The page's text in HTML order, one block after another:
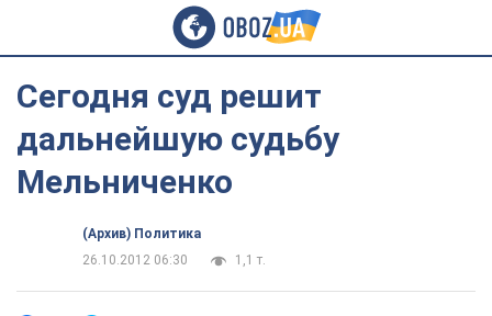
Сегодня суд решит
дальнейшую судьбу
Мельниченко
(Архив) Политика
26.10.2012 06:30
1,1 т.